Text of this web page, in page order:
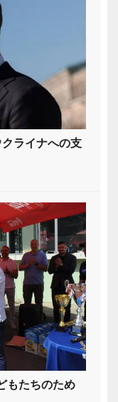
ライナへの支
もたちのため